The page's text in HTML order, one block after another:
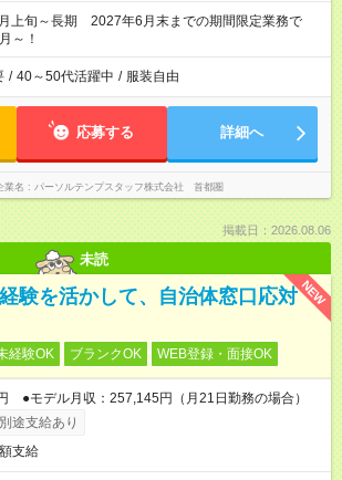
上旬～長期 2027年6月末までの期間限定業務で
～！
/ 40～50代活躍中 / 服装自由
応募する 詳細へ
業名 パーソルテンプスタッフ株式会社 首都圏
掲載日：2026.08.06
未読
NEW
験を活かして、自治体窓口応対
経験OK ブランクOK WEB登録・面接OK
●モデル月収：257,145円（月21日勤務の場合）
途支給あり
支給